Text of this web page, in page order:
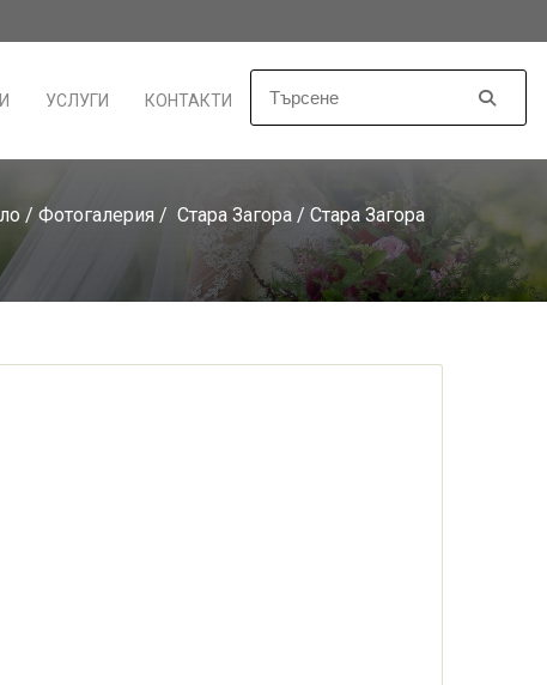
УСЛУГИ КОНТАКТИ
/ Фотогалерия / Стара Загора / Стара Загора